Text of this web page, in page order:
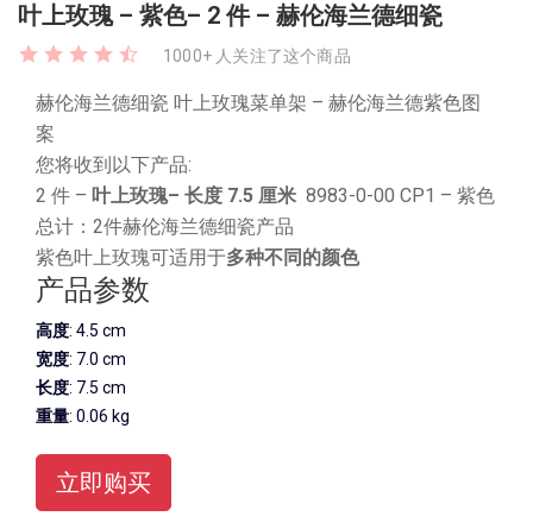
叶上玫瑰 – 紫色– 2 件 – 赫伦海兰德细瓷
1000+ 人关注了这个商品
赫伦海兰德细瓷 叶上玫瑰菜单架 – 赫伦海兰德紫色图
案
您将收到以下产品:
2 件 – 叶上玫瑰– 长度 7.5 厘米 8983-0-00 CP1 – 紫色
总计：2件赫伦海兰德细瓷产品
紫色叶上玫瑰可适用于多种不同的颜色
产品参数
高度: 4.5 cm
宽度: 7.0 cm
长度: 7.5 cm
重量: 0.06 kg
立即购买